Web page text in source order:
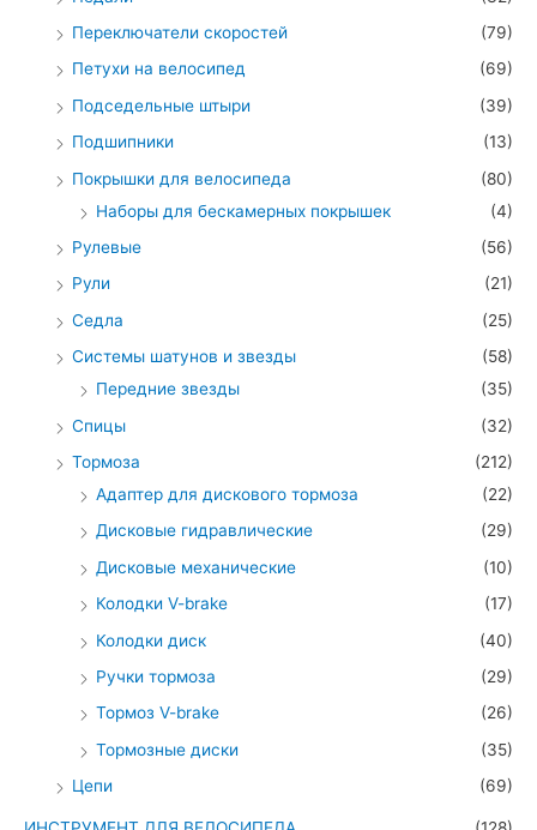
Переключатели скоростей
(79)
Петухи на велосипед
(69)
Подседельные штыри
(39)
Подшипники
(13)
Покрышки для велосипеда
(80)
Наборы для бескамерных покрышек
(4)
Рулевые
(56)
Рули
(21)
Седла
(25)
Системы шатунов и звезды
(58)
Передние звезды
(35)
Спицы
(32)
Тормоза
(212)
Адаптер для дискового тормоза
(22)
Дисковые гидравлические
(29)
Дисковые механические
(10)
Колодки V-brake
(17)
Колодки диск
(40)
Ручки тормоза
(29)
Тормоз V-brake
(26)
Тормозные диски
(35)
Цепи
(69)